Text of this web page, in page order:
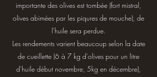
importante des olives est tombée (fort mistral,
olives abimées par les piqures de mouche), de
l'huile sera perdue.
Les rendements varient beaucoup selon la date
de cueillette (6 à 7 kg d'olives pour un litre
d'huile début novembre, 5kg en décembre),